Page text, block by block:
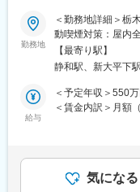
となっております。
■同社について
東証プライム上場
す。安定した受注
工場、社宅・寮、
■職務内容：
いすゞ自動車株式
生施設等の新築、
します。工程管理
管理業務をご担当
＜その他＞
める環境です。
勤務地
＜勤務地詳細＞栃
動喫煙対策：屋内
【最寄り駅】
静和駅、新大平下
給与
＜予定年収＞550
＜賃金内訳＞月額
選考を通じて上下
含めた表記です。
気になる